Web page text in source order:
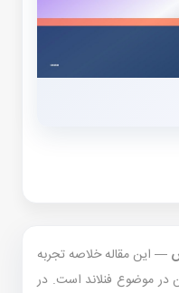
— این مقاله خلاصه تجربه
در موضوع فنلاند است. در